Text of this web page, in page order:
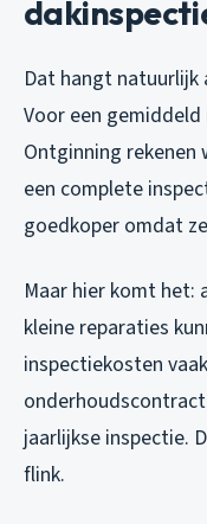
Dat hangt
Voor een
Ontginning rekenen
een complete
goedkoper omdat
Maar hier komt het:
kleine reparaties
inspectiekosten
jaarlijkse inspectie.
flink.